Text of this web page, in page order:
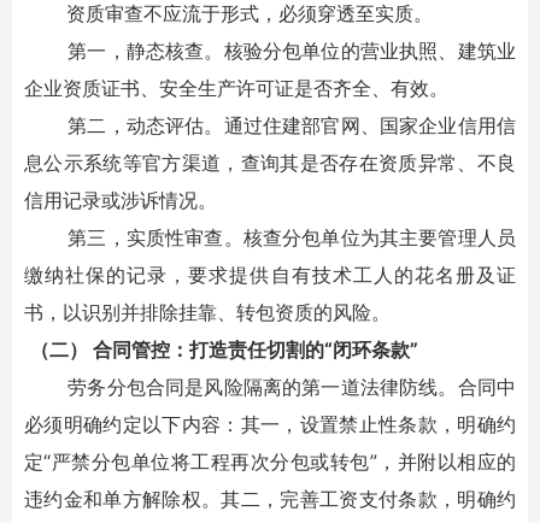
资质审查不应流于形式，必须穿透至实质。
第一，静态核查。核验分包单位的营业执照、建筑业
企业资质证书、安全生产许可证是否齐全、有效。
第二，动态评估。通过住建部官网、国家企业信用信
息公示系统等官方渠道，查询其是否存在资质异常、不良
信用记录或涉诉情况。
第三，实质性审查。核查分包单位为其主要管理人员
缴纳社保的记录，要求提供自有技术工人的花名册及证
书，以识别并排除挂靠、转包资质的风险。
（二） 合同管控：打造责任切割的“闭环条款”
劳务分包合同是风险隔离的第一道法律防线。合同中
必须明确约定以下内容：其一，设置禁止性条款，明确约
定“严禁分包单位将工程再次分包或转包”，并附以相应的
违约金和单方解除权。其二，完善工资支付条款，明确约